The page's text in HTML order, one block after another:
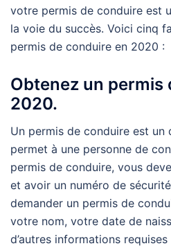
votre permis de conduire est
la voie du succès. Voici cinq
permis de conduire en 2020 :
Obtenez un permis
2020.
Un permis de conduire est un
permet à une personne de
permis de conduire, vous
et avoir un numéro de
demander un permis de
votre nom, votre date de
d’autres informations